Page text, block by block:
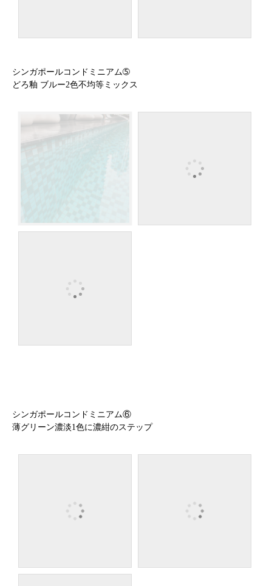
シンガポールコンドミニアム➄
どろ釉 ブルー2色不均等ミックス
シンガポールコンドミニアム⑥
薄グリーン濃淡1色に濃紺のステップ